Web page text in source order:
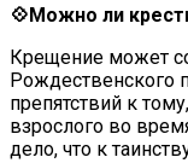
💠Можно ли
Крещение может
Рождественского
препятствий к
взрослого во
дело, что к